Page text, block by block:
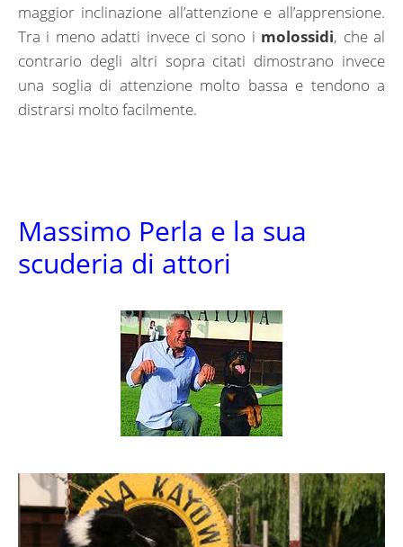
maggior inclinazione all’attenzione e all’apprensione.
Tra i meno adatti invece ci sono i molossidi, che al
contrario degli altri sopra citati dimostrano invece
una soglia di attenzione molto bassa e tendono a
distrarsi molto facilmente.
Massimo Perla e la sua
scuderia di attori